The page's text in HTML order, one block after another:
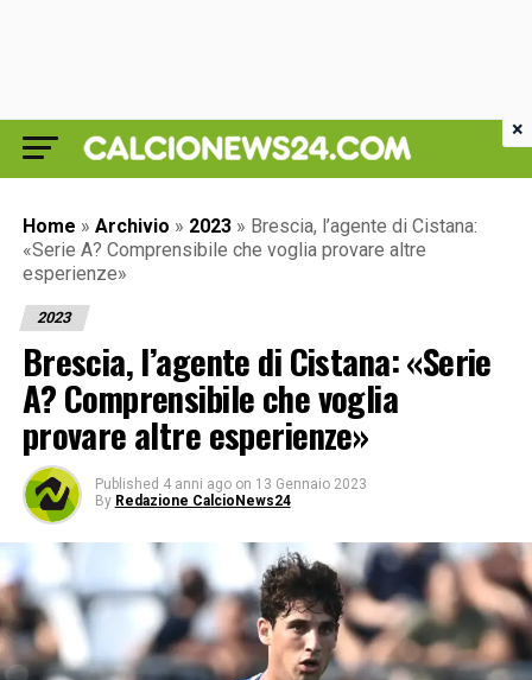
Home » Archivio » 2023 » Brescia, l’agente di Cistana:
«Serie A? Comprensibile che voglia provare altre
esperienze»
2023
Brescia, l’agente di Cistana: «Serie
A? Comprensibile che voglia
provare altre esperienze»
Published 4 anni ago on 13 Gennaio 2023
By Redazione CalcioNews24
×